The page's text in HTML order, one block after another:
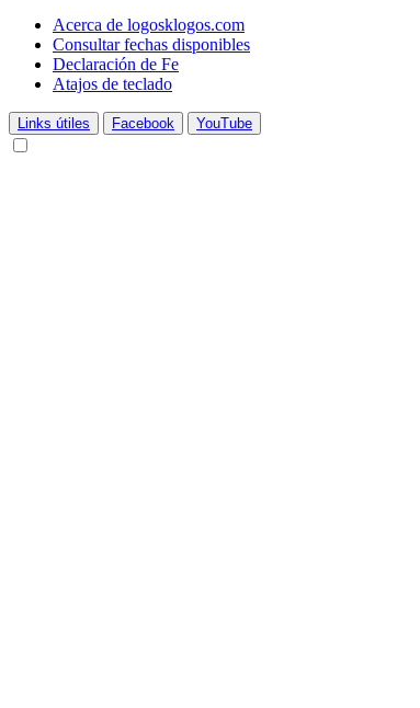
Acerca de logosklogos.com
Consultar fechas disponibles
Declaración de Fe
Atajos de teclado
Links útiles Facebook YouTube